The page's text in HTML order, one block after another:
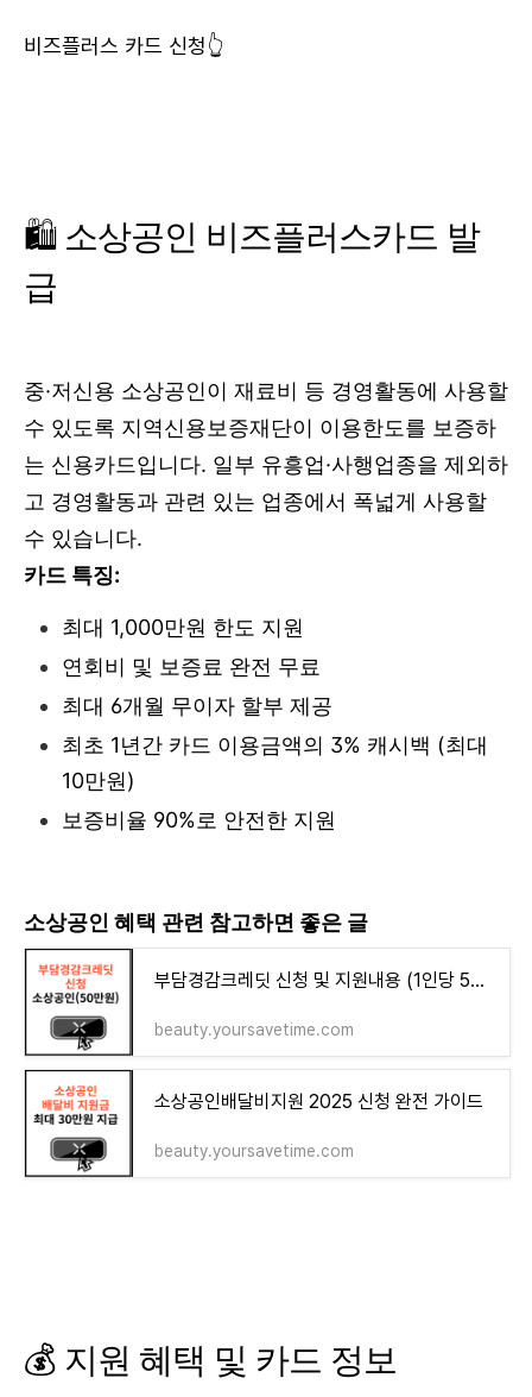
비즈플러스 카드 신청👆
🛍️ 소상공인 비즈플러스카드 발
급
중·저신용 소상공인이 재료비 등 경영활동에 사용할
수 있도록 지역신용보증재단이 이용한도를 보증하
는 신용카드입니다. 일부 유흥업·사행업종을 제외하
고 경영활동과 관련 있는 업종에서 폭넓게 사용할
수 있습니다.
카드 특징:
최대 1,000만원 한도 지원
연회비 및 보증료 완전 무료
최대 6개월 무이자 할부 제공
최초 1년간 카드 이용금액의 3% 캐시백 (최대
10만원)
보증비율 90%로 안전한 지원
소상공인 혜택 관련 참고하면 좋은 글
부담경감크레딧 신청 및 지원내용 (1인당 50만원 지원)
beauty.yoursavetime.com
소상공인배달비지원 2025 신청 완전 가이드
beauty.yoursavetime.com
💰 지원 혜택 및 카드 정보